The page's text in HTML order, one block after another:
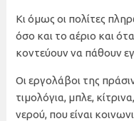
Κι όμως οι πολίτες
όσο και το αέριο και
κοντεύουν να πάθουν
Οι εργολάβοι της
τιμολόγια, μπλε,
νερού, που είναι